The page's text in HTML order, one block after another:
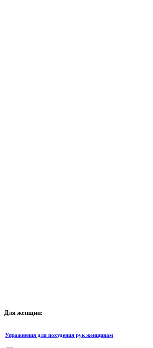
Для женщин:
Упражнения для похудения рук женщинам